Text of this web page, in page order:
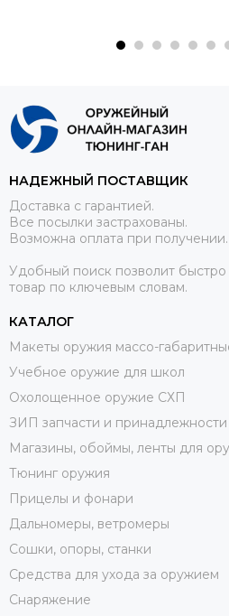
НАДЕЖНЫЙ ПОСТАВЩИК
Доставка с гарантией.
Все посылки застрахованы.
Возможна оплата при получении.
Удобный поиск позволит
товар по ключевым словам.
КАТАЛОГ
Макеты оружия массо-
Учебное оружие для школ
Охолощенное оружие СХП
ЗИП запчасти и
Магазины, обоймы, ленты для
Тюнинг оружия
Прицелы и фонари
Дальномеры, ветромеры
Сошки, опоры, станки
Средства для ухода за оружием
Снаряжение